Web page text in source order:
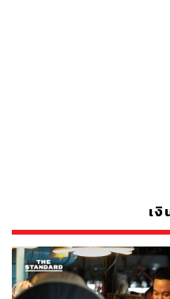
เ